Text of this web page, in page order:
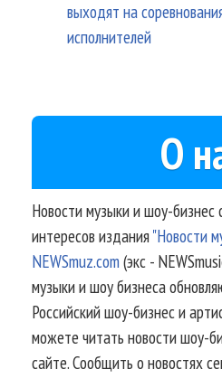
выходят на
исполнителей
О
Новости музыки и шоу-бизнес
интересов издания"Новости
NEWSmuz.com(экс -
музыки и шоу бизнеса
Российский шоу-бизнес и
можете читать новости шоу-
сайте. Сообщить о новостях